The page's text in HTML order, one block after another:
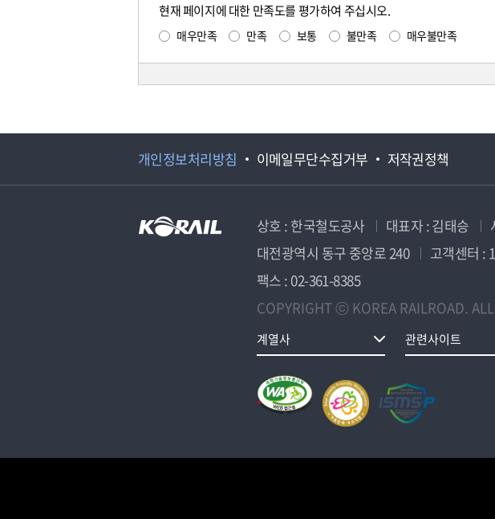
현재 페이지에 대한 만족도를 평가하여 주십시오.
매우만족 만족 보통 불만족 매우불만족
개인정보처리방침 이메일무단수집거부 저작권정책
상호 : 한국철도공사 대표자 : 김태승
대전광역시 동구 중앙로 240
고객센터 :
팩스 : 02-361-8385
COPYRIGHT ⓒ KOREA RAILROAD.
계열사 관련사이트